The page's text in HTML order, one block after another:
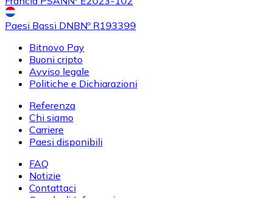
Paesi Bassi DNBNº R193399
Bitnovo Pay
Buoni cripto
Avviso legale
Politiche e Dichiarazioni
Referenza
Chi siamo
Carriere
Paesi disponibili
FAQ
Notizie
Contattaci